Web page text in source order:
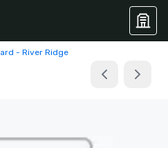
- River Ridge